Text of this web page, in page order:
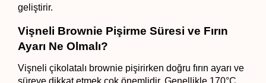
geliştirir.
Vişneli Brownie Pişirme Süresi ve Fırın
Ayarı Ne Olmalı?
Vişneli çikolatalı brownie pişirirken doğru fırın ayarı ve
süreye dikkat etmek çok önemlidir. Genellikle 170°C